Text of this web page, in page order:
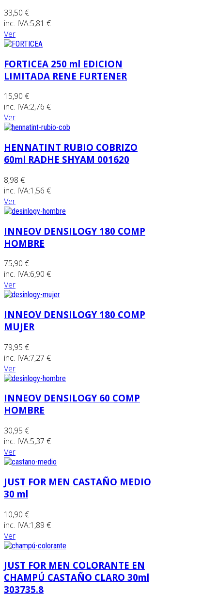
33,50 €
inc. IVA:5,81 €
Ver
FORTICEA 250 ml EDICION
LIMITADA RENE FURTENER
15,90 €
inc. IVA:2,76 €
Ver
HENNATINT RUBIO COBRIZO
60ml RADHE SHYAM 001620
8,98 €
inc. IVA:1,56 €
Ver
INNEOV DENSILOGY 180 COMP
HOMBRE
75,90 €
inc. IVA:6,90 €
Ver
INNEOV DENSILOGY 180 COMP
MUJER
79,95 €
inc. IVA:7,27 €
Ver
INNEOV DENSILOGY 60 COMP
HOMBRE
30,95 €
inc. IVA:5,37 €
Ver
JUST FOR MEN CASTAÑO MEDIO
30 ml
10,90 €
inc. IVA:1,89 €
Ver
JUST FOR MEN COLORANTE EN
CHAMPÚ CASTAÑO CLARO 30ml
303735.8